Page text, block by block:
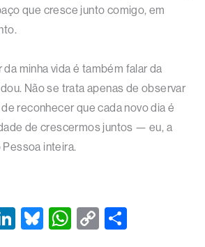
que cresce junto comigo, em
da minha vida é também falar da
Não se trata apenas de observar
reconhecer que cada novo dia é
de crescermos juntos — eu, a
Pessoa inteira.
Li
Bl
W
C